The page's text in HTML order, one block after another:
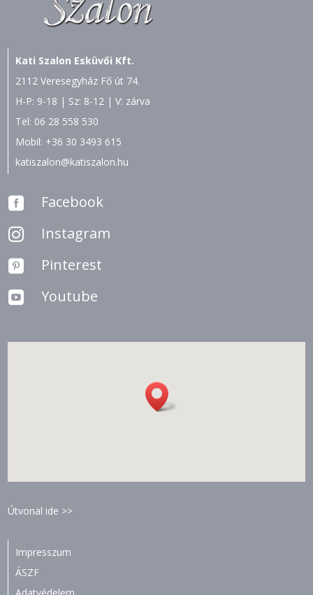
Kati Szalon Esküvői Kft.
2112 Veresegyház Fő út 74.
H-P: 9-18 | Sz: 8-12 | V: zárva
Tel: 06 28 558 530
Mobil: +36 30 3493 615
katiszalon@katiszalon.hu
 Facebook
 Instagram
 Pinterest
 Youtube
Útvonal ide >>
Impresszum
ÁSZF
Adatvédelem